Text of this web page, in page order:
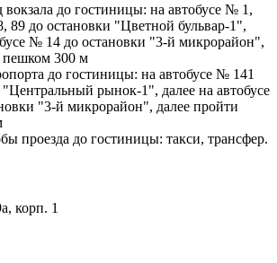
вокзала до гостиницы: на автобусе № 1,
89 до остановки "Цветной бульвар-1",
№ 14 до остановки "3-й микрорайон",
пешком 300 м
до гостиницы: на автобусе № 141
"Центральный рынок-1", далее на автобусе
"3-й микрорайон", далее пройти
проезда до гостиницы: такси, трансфер.
корп. 1